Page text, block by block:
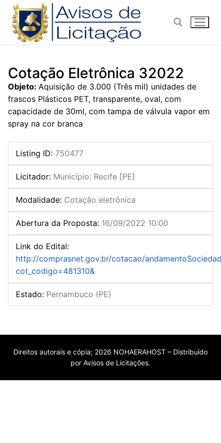
Pular
para
conteúdo
Cotação Eletrônica 32022
Objeto: Aquisição de 3.000 (Três mil) unidades de
frascos Plásticos PET, transparente, oval, com
capacidade de 30ml, com tampa de válvula vapor em
spray na cor branca
Listing ID: 750477
Licitador: Município: Recife [PE]
Modalidade: Cotação eletrônica
Abertura da Proposta: 16/09/2022 10:00
Link do Edital:
http://comprasnet.gov.br/cotacao/
cot_codigo=481310&
Estado: Pernambuco (PE)
Direitos autorais e cópia; 2026 NOHAERAHOST – Distribuído
por Avisos de Licitações.